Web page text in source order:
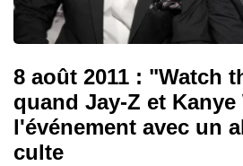
8 août 2011 : "Watch
quand Jay-Z et
l'événement avec un
culte